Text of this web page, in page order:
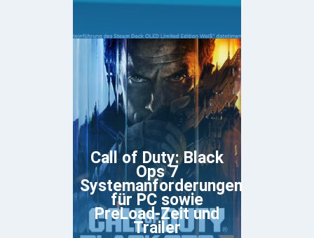
Call of Duty: Black
Ops 7
Systemanforderungen
für PC sowie
PreLoad-Zeit und
Trailer